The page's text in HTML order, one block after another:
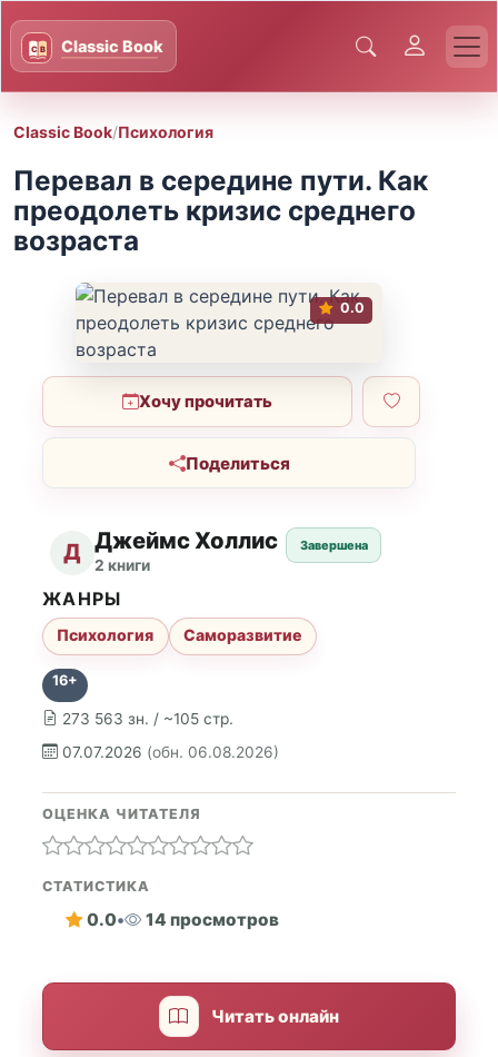
Classic Book/Психология
Перевал в середине пути. Как
преодолеть кризис среднего
возраста
0.0
Хочу прочитать
Поделиться
Д Джеймс Холлис
2 книги
Завершена
16+
273 563 зн. / ~105 стр.
07.07.2026 (обн. 06.08.2026)
ЖАНРЫ
Психология Саморазвитие
ОЦЕНКА ЧИТАТЕЛЯ
СТАТИСТИКА
0.0• 14 просмотров
Читать онлайн